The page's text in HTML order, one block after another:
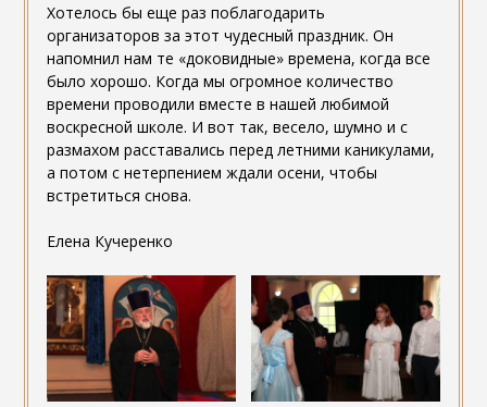
Хотелось бы еще раз поблагодарить
организаторов за этот чудесный праздник. Он
напомнил нам те «доковидные» времена, когда все
было хорошо. Когда мы огромное количество
времени проводили вместе в нашей любимой
воскресной школе. И вот так, весело, шумно и с
размахом расставались перед летними каникулами,
а потом с нетерпением ждали осени, чтобы
встретиться снова.
Елена Кучеренко